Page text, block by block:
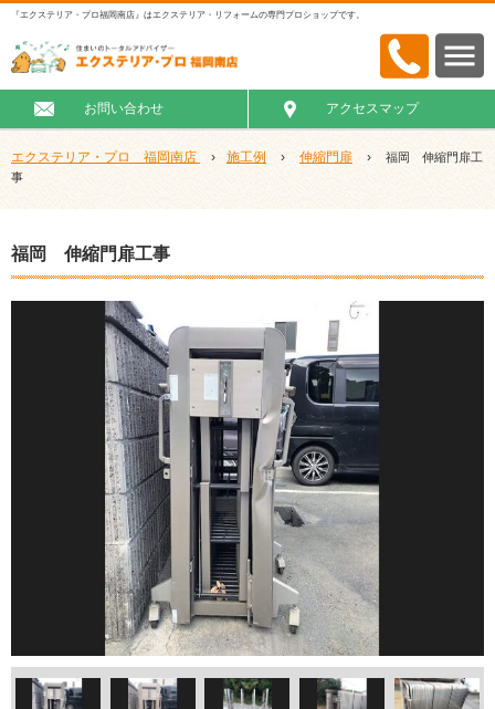
『エクステリア・プロ福岡南店』はエクステリア・リフォームの専門プロショップです。
お問い合わせ アクセスマップ
エクステリア・プロ 福岡南店 › 施工例 › 伸縮門扉 ›
福岡 伸縮門扉工
事
福岡 伸縮門扉工事